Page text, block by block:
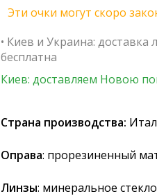
Эти очки могут скоро
• Киев и Украина:
бесплатна
Киев: доставляем Новою
Страна производства:
Оправа: прорезиненный
Линзы: минеральное